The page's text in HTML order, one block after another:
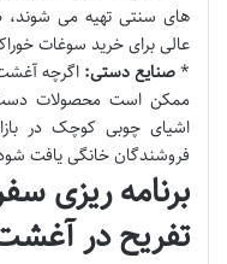
های سنتی تهیه می شوند،
عالی برای خرید سوغات
*صنایع دستی: اگرچه
ممکن است محصولات دست
اشیای چوبی کوچک در
فروشندگان خانگی یافت
برنامه ریزی
تفریح در